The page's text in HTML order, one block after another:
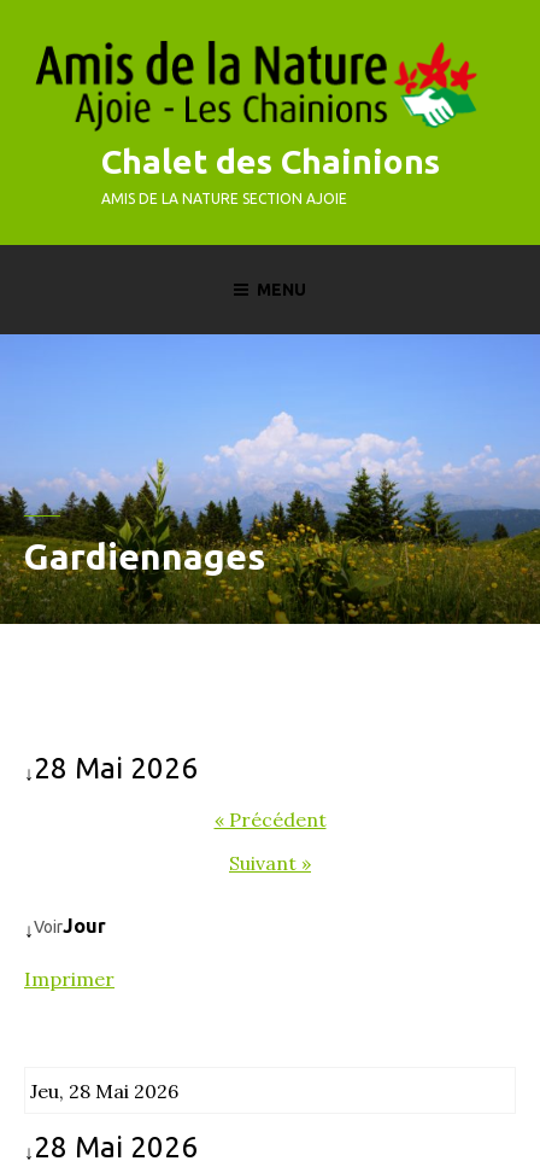
content
Chalet des Chainions
AMIS DE LA NATURE SECTION AJOIE
MENU
Gardiennages
↓ 28 Mai 2026
« Précédent
Suivant »
↓VoirJour
Imprimer
Jeu, 28 Mai 2026
↓ 28 Mai 2026